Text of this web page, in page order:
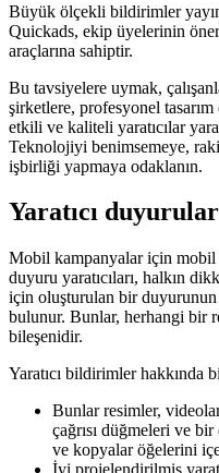
Büyük ölçekli bildirimler
Quickads, ekip üyelerinin
araçlarına sahiptir.
Bu tavsiyelere uymak,
şirketlere, profesyonel
etkili ve kaliteli yaratıcılar
Teknolojiyi benimsemeye,
işbirliği yapmaya odaklanın.
Yaratıcı
Mobil kampanyalar için mobil
duyuru yaratıcıları, halkın
için oluşturulan bir duyurunun
bulunur. Bunlar, herhangi bir
bileşenidir.
Yaratıcı bildirimler hakkında
Bunlar resimler,
çağrısı düğmeleri ve
ve kopyalar öğelerini